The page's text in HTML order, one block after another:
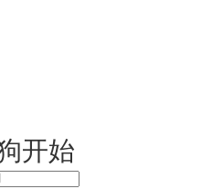
开始